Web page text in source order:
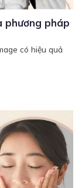
phương pháp
có hiệu quả